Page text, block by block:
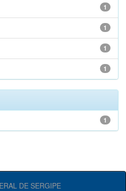
1
1
1
1
1
DE SERGIPE